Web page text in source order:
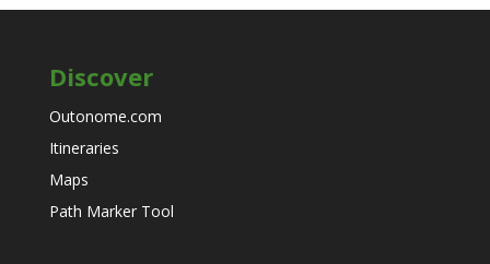
Discover
Outonome.com
Itineraries
Maps
Path Marker Tool